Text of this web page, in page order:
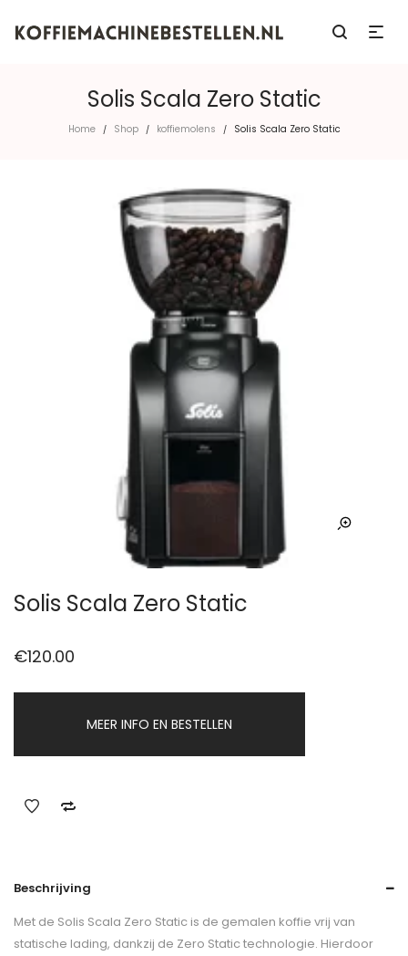
Solis Scala Zero Static
Home / Shop / koffiemolens / Solis Scala Zero Static
Solis Scala Zero Static
€120.00
MEER INFO EN BESTELLEN
Beschrijving
Met de Solis Scala Zero Static is de gemalen koffie vrij van
statische lading, dankzij de Zero Static technologie. Hierdoor